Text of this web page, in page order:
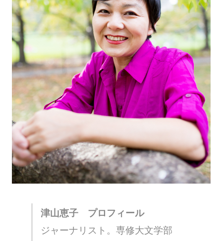
津山恵子 プロフィール
ジャーナリスト。専修大文学部